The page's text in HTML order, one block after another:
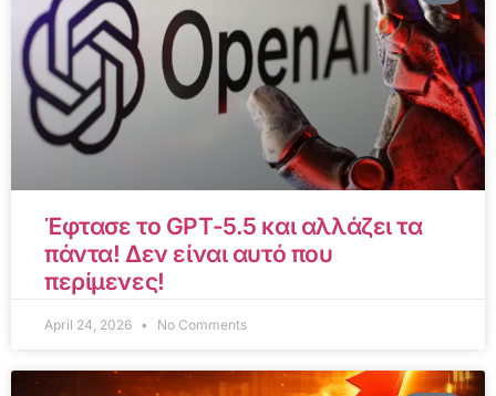
Έφτασε το GPT-5.5 και αλλάζει τα
πάντα! Δεν είναι αυτό που
περίμενες!
April 24, 2026 No Comments